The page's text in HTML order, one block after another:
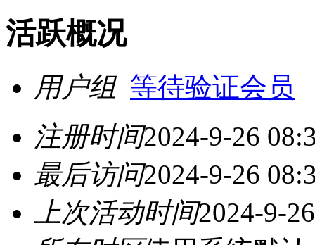
活跃概况
用户组 等待验证会员
注册时间2024-9-26
最后访问2024-9-26
上次活动时间2024-9-